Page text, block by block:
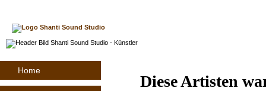
Home
Diese Artisten